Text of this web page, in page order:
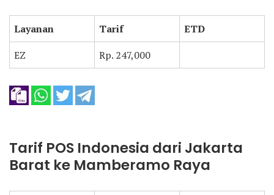
Layanan Tarif
ETD
EZ
Rp. 247,000
Tarif POS Indonesia dari Jakarta
Barat ke Mamberamo Raya